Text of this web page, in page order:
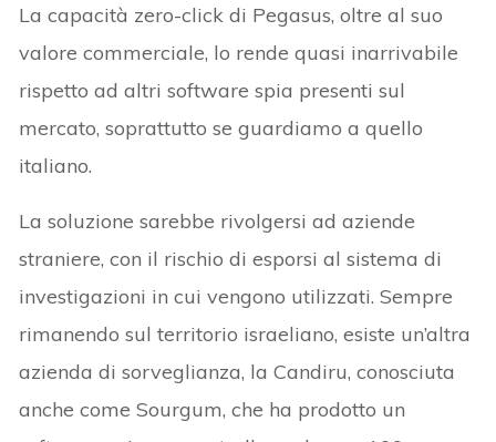
La capacità zero-click di Pegasus, oltre al suo
valore commerciale, lo rende quasi inarrivabile
rispetto ad altri software spia presenti sul
mercato, soprattutto se guardiamo a quello
italiano.
La soluzione sarebbe rivolgersi ad aziende
straniere, con il rischio di esporsi al sistema di
investigazioni in cui vengono utilizzati. Sempre
rimanendo sul territorio israeliano, esiste un’altra
azienda di sorveglianza, la Candiru, conosciuta
anche come Sourgum, che ha prodotto un